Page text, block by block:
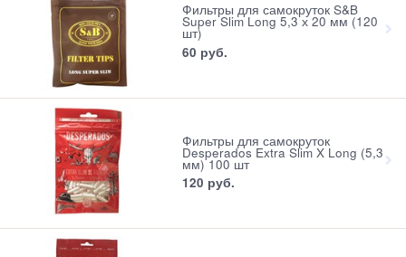
Фильтры для самокруток S&B
Super Slim Long 5,3 х 20 мм (120
шт)
60 руб.
Фильтры для самокруток
Desperados Extra Slim X Long (5,3
мм) 100 шт
120 руб.